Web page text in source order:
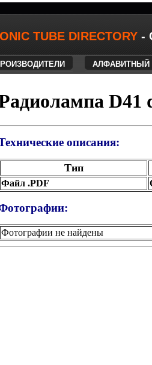
TUBE DIRECTORY -
АЛФАВИТНЫЙ
D41
описания:
Тип
Файл .PDF
Фотографии не найдены